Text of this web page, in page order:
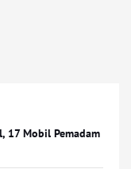
17 Mobil Pemadam